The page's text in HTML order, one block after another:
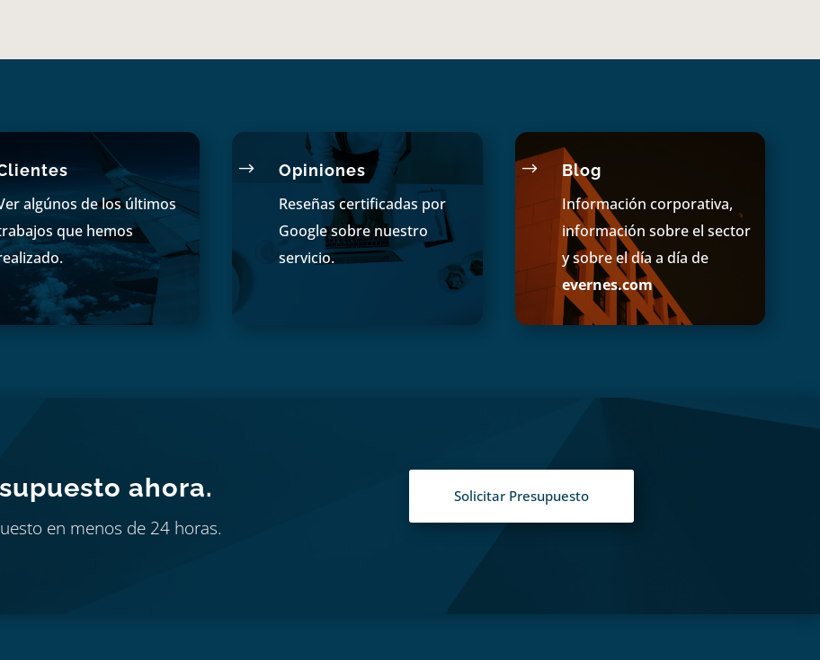
algúnos de los últimos
que hemos
$ Opiniones
Reseñas certificadas por
Google sobre nuestro
servicio.
$ Blog
Información corporativa,
información sobre el sector
y sobre el día a día de
evernes.com
ahora.
en menos de 24 horas.
Solicitar Presupuesto